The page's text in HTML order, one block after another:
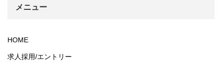
メニュー
HOME
求人採用/エントリー